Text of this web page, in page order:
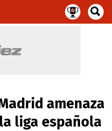
amenaza
liga española